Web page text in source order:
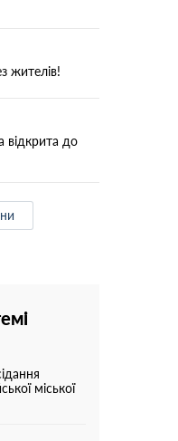
жителів!
відкрита до
міської